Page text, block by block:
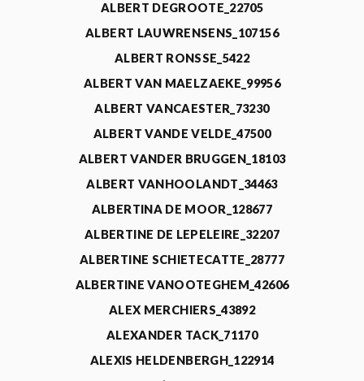
ALBERT DEGROOTE_22705
ALBERT LAUWRENSENS_107156
ALBERT RONSSE_5422
ALBERT VAN MAELZAEKE_99956
ALBERT VANCAESTER_73230
ALBERT VANDE VELDE_47500
ALBERT VANDER BRUGGEN_18103
ALBERT VANHOOLANDT_34463
ALBERTINA DE MOOR_128677
ALBERTINE DE LEPELEIRE_32207
ALBERTINE SCHIETECATTE_28777
ALBERTINE VANOOTEGHEM_42606
ALEX MERCHIERS_43892
ALEXANDER TACK_71170
ALEXIS HELDENBERGH_122914